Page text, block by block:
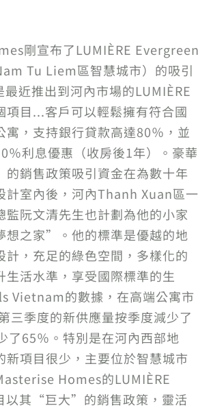
剛宣布了LUMIÈRE Evergreen
Tu Liem區智慧城市）的吸引
近推出到河內市場的LUMIÈRE
項目...客戶可以輕鬆擁有符合國
寓，支持銀行貸款高達80％，並
％利息優惠（收房後1年）。豪華
銷售政策吸引資金在為數十年
計室內後，河內Thanh Xuan區一
監阮文清先生也計劃為他的小家
之家”。他的標準是優越的地
計，充足的綠色空間，多樣化的
生活水準，享受國際標準的生
Vietnam的數據，在高端公寓市
三季度的新供應量按季度減少了
了65％。特別是在河內西部地
新項目很少，主要位於智慧城市
Homes的LUMIÈRE
以其“巨大”的銷售政策，靈活